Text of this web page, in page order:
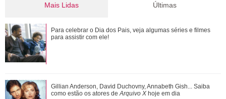
Mais Lidas
Gulnaz muda de ideia sobre Omer e o convida para um chá.
Veja o resumo dos capítulos de Cor...
Adriana manda Iuri procurar o anel de Arthur. Veja o resumo
dos capítulos de Quem Ama Cuida
Últimas
Para celebrar o Dia dos Pais, veja algumas séries e filmes
para assistir com ele!
Gillian Anderson, David Duchovny, Annabeth Gish... Saiba
como estão os atores de Arquivo X hoje em dia